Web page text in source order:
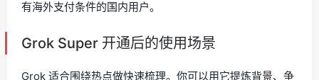
有海外支付条件的国内用户。
Grok Super 开通后的使用场景
Grok 适合围绕热点做快速梳理。你可以用它提炼背景、争